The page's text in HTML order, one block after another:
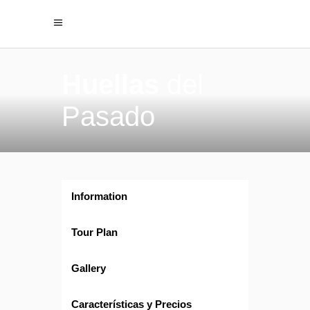
Pasado
Information
Tour Plan
Gallery
Características y Precios